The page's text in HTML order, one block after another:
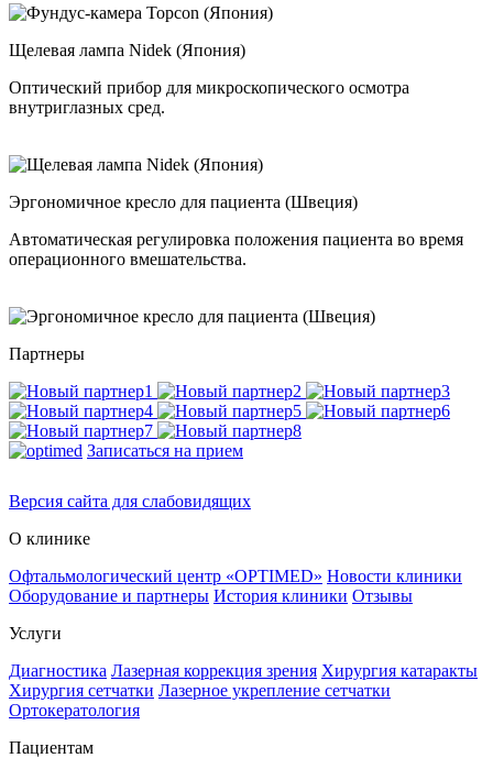
Щелевая лампа Nidek (Япония)
Оптический прибор для микроскопического осмотра
внутриглазных сред.
Эргономичное кресло для пациента (Швеция)
Автоматическая регулировка положения пациента во время
операционного вмешательства.
Партнеры
Записаться на прием
Версия сайта для слабовидящих
О клинике
Офтальмологический центр «OPTIMED» Новости клиники
Оборудование и партнеры История клиники Отзывы
Услуги
Диагностика Лазерная коррекция зрения Хирургия катаракты
Хирургия сетчатки Лазерное укрепление сетчатки
Ортокератология
Пациентам